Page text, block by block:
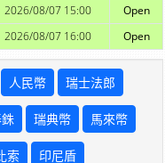
2026/08/07 15:00
Open
2026/08/07 16:00 Open
人民幣 瑞士法郎
瑞典幣 馬來幣
索 印尼盾